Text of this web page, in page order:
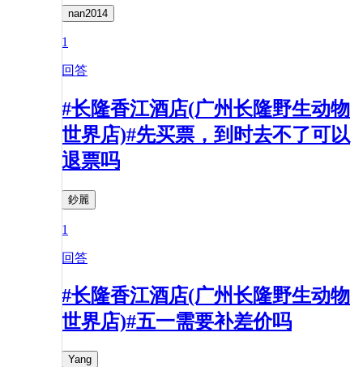
nan2014
1
回答
#长隆香江酒店(广州长隆野生动物
世界店)#先买票，到时去不了可以
退票吗
鈔麗
1
回答
#长隆香江酒店(广州长隆野生动物
世界店)#五一需要补差价吗
Yang